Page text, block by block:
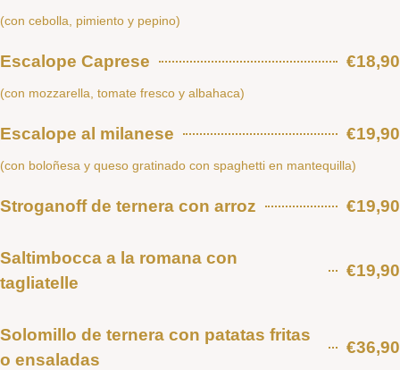
(con cebolla, pimiento y pepino)
Escalope Caprese €18,90
(con mozzarella, tomate fresco y albahaca)
Escalope al milanese €19,90
(con boloñesa y queso gratinado con spaghetti en mantequilla)
Stroganoff de ternera con arroz €19,90
Saltimbocca a la romana con
tagliatelle
€19,90
Solomillo de ternera con patatas fritas
o ensaladas
€36,90